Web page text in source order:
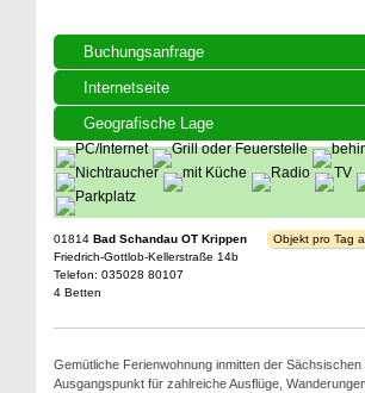
Buchungsanfrage
Internetseite
Geografische Lage
01814 Bad Schandau OT Krippen
Friedrich-Gottlob-Kellerstraße 14b
Telefon: 035028 80107
4 Betten
Objekt pro Tag
Gemütliche Ferienwohnung inmitten der
Ausgangspunkt für zahlreiche Ausflüge,